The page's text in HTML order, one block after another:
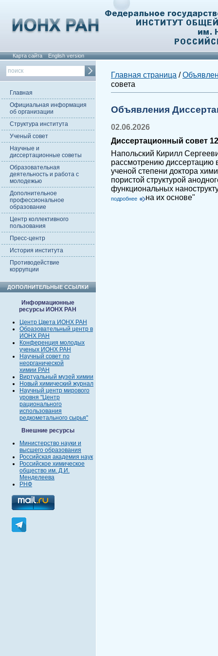
Карта сайта English version
Главная
Официальная информация
об организации
Структура института
Ученый совет
Научные и
диссертационные советы
Образовательная
деятельность и работа с
молодежью
Дополнительное
профессиональное
образование
Центр коллективного
пользования
Пресс-центр
История института
Противодействие
коррупции
ДОПОЛНИТЕЛЬНЫЕ ССЫЛКИ
Информационные
ресурсы ИОНХ РАН
Центр Цвета ИОНХ РАН
Образовательный центр в
ИОНХ РАН
Конференция молодых
ученых ИОНХ РАН
Научный совет по
неорганической
химии РАН
Виртуальный музей химии
Новый химический журнал
Научный центр мирового
уровня "Центр
рационального
использования
редкометального сырья"
Внешние ресурсы
Министерство науки и
высшего образования
Российская академия наук
Российское химическое
общество им. Д.И.
Менделеева
РНФ
Главная страница /
совета
Объявления
02.06.2026
Диссертационный совет
Напольский Кирилл
рассмотрению диссертацию
ученой степени доктора
пористой структурой
функциональных
на их основе"
подробнее